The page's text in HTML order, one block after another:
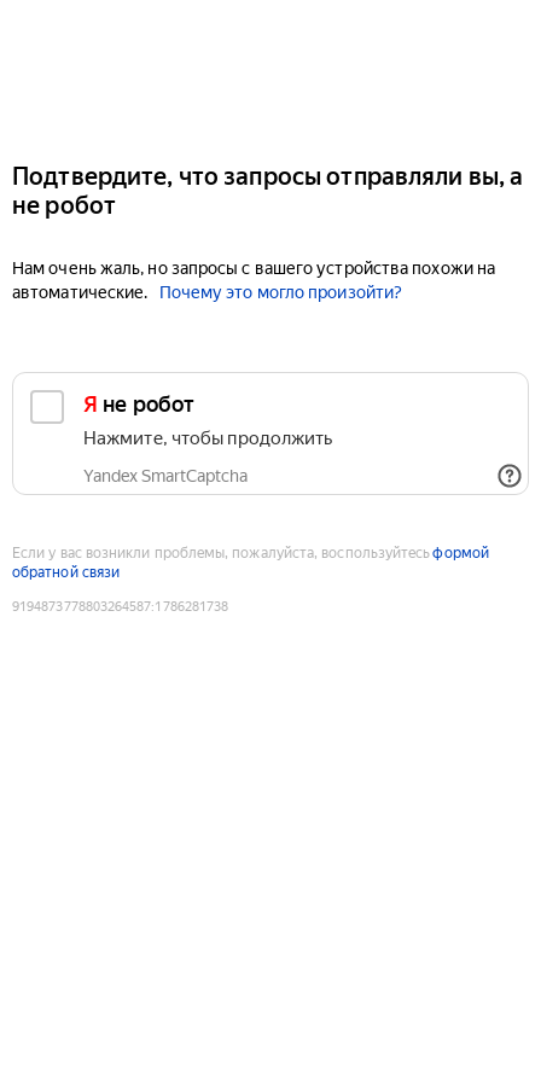
Подтвердите, что запросы отправляли вы, а
не робот
Нам очень жаль, но запросы с вашего устройства похожи на
автоматические.
Почему это могло произойти?
Я не робот
Нажмите, чтобы продолжить
Yandex SmartCaptcha
Если у вас возникли проблемы, пожалуйста, воспользуйтесьформой
обратной связи
9194873778803264587:1786281738